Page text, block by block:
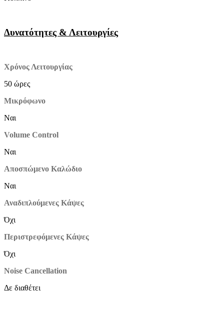
Δυνατότητες & Λειτουργίες
Χρόνος Λειτουργίας
50 ώρες
Μικρόφωνο
Ναι
Volume Control
Ναι
Αποσπώμενο Καλώδιο
Ναι
Αναδιπλούμενες Κάψες
Όχι
Περιστρεφόμενες Κάψες
Όχι
Noise Cancellation
Δε διαθέτει